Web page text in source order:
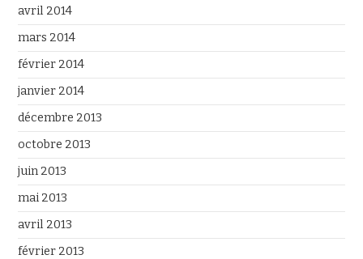
avril 2014
mars 2014
février 2014
janvier 2014
décembre 2013
octobre 2013
juin 2013
mai 2013
avril 2013
février 2013